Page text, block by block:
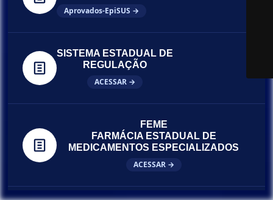
Aprovados-EpiSUS →
SISTEMA ESTADUAL DE
REGULAÇÃO
ACESSAR →
FEME
FARMÁCIA ESTADUAL DE
MEDICAMENTOS ESPECIALIZADOS
ACESSAR →